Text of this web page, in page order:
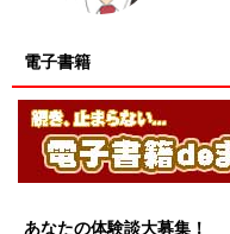
電子書籍
あなたの体験談大募集！